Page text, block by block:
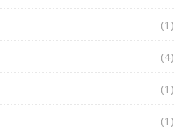
(1)
(4)
(1)
(1)